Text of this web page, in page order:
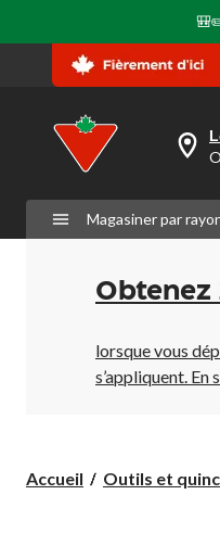
votre
est
Leduc,
AB,
à
22:00
cliquer
pour
Magasiner par
Obtenez
lorsque vous
s’appliquent. En
Accueil Outils et